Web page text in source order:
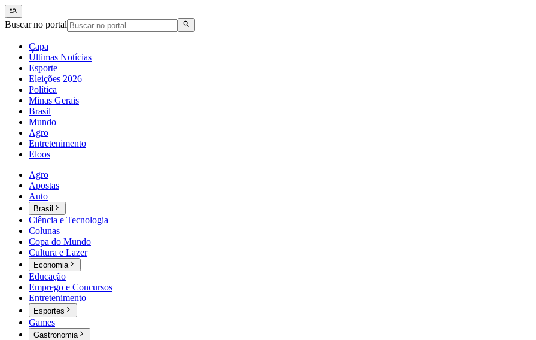
Buscar no portal
Capa
Últimas Notícias
Esporte
Eleições 2026
Política
Minas Gerais
Brasil
Mundo
Agro
Entretenimento
Eloos
Agro
Apostas
Auto
Brasil
Ciência e Tecnologia
Colunas
Copa do Mundo
Cultura e Lazer
Economia
Educação
Emprego e Concursos
Entretenimento
Esportes
Games
Gastronomia